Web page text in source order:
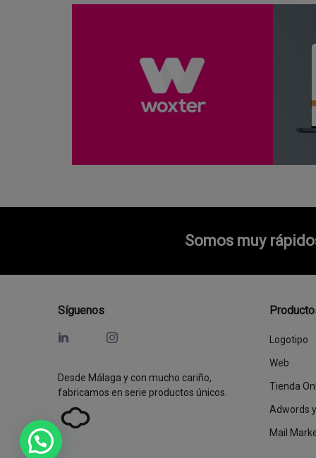
Somos muy
Síguenos
Desde Málaga y con mucho cariño,
fabricamos en serie productos únicos.
Logotipo
Web
Tienda
Adwords
Mail